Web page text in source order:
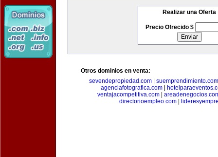
Realizar una Oferta
Precio Ofrecido $
Otros dominios en venta:
sevendepropiedad.com| suemprendimiento.com
agenciafotografica.com|
ventajacompetitiva.com
directorioempleo.com|